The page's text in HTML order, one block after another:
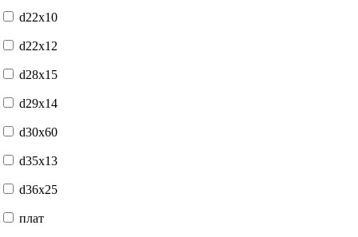
d22x10
d22x12
d28x15
d29x14
d30x60
d35x13
d36x25
плат